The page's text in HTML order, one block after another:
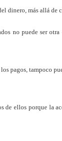
dinero, más allá de
no puede ser
pagos, tampoco
de ellos porque la